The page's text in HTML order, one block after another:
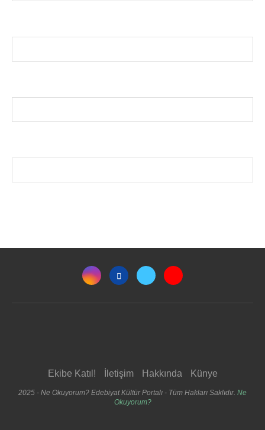
Ekibe Katıl! İletişim Hakkında Künye
2025 - Ne Okuyorum? Edebiyat Kültür Portalı - Tüm Hakları Saklıdır. Ne
Okuyorum?